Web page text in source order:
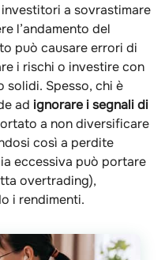
a sovrastimare
l’andamento del
può causare errori di
i rischi o investire con
solidi. Spesso, chi è
ad ignorare i segnali di
a non diversificare
così a perdite
eccessiva può portare
overtrading),
i rendimenti.